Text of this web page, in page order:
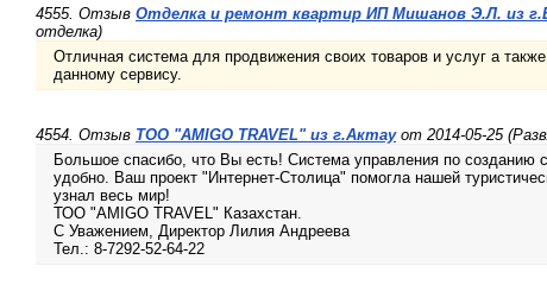
4555. Отзыв Отделка и ремонт квартир ИП Мишанов Э.Л. из
отделка)
Отличная система для продвижения своих товаров и услуг а
данному сервису.
4554. Отзыв ТОО "AMIGO TRAVEL" из г.Актауот 2014-05-25
Большое спасибо, что Вы есть! Система управления по созданию
удобно. Ваш проект "Интернет-Столица" помогла нашей
узнал весь мир!
ТОО "AMIGO TRAVEL" Казахстан.
С Уважением, Директор Лилия Андреева
Тел.: 8-7292-52-64-22